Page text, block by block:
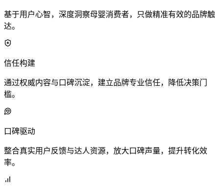
基于用户心智，深度洞察母婴消费者，只做精准有效的品牌触
达。
信任构建
通过权威内容与口碑沉淀，建立品牌专业信任，降低决策门
槛。
口碑驱动
整合真实用户反馈与达人资源，放大口碑声量，提升转化效
率。